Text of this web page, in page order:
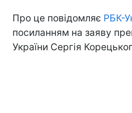
Про це повідомляє РБК-
посиланням на заяву
України Сергія